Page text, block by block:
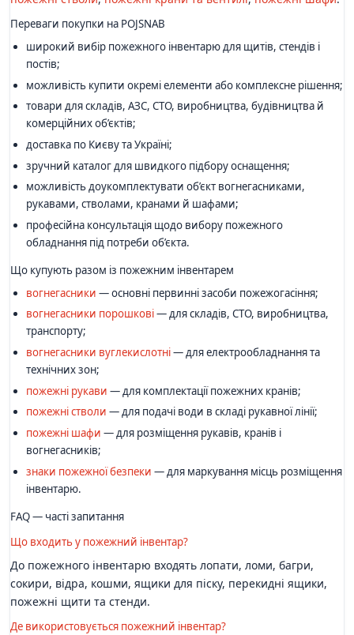
Переваги покупки на POJSNAB
широкий вибір пожежного інвентарю для щитів, стендів і
постів;
можливість купити окремі елементи або комплексне рішення;
товари для складів, АЗС, СТО, виробництва, будівництва й
комерційних об’єктів;
доставка по Києву та Україні;
зручний каталог для швидкого підбору оснащення;
можливість доукомплектувати об’єкт вогнегасниками,
рукавами, стволами, кранами й шафами;
професійна консультація щодо вибору пожежного
обладнання під потреби об’єкта.
Що купують разом із пожежним інвентарем
вогнегасники — основні первинні засоби пожежогасіння;
вогнегасники порошкові— для складів, СТО, виробництва,
транспорту;
вогнегасники вуглекислотні— для електрообладнання та
технічних зон;
пожежні рукави — для комплектації пожежних кранів;
пожежні стволи — для подачі води в складі рукавної лінії;
пожежні шафи — для розміщення рукавів, кранів і
вогнегасників;
знаки пожежної безпеки — для маркування місць розміщення
інвентарю.
FAQ — часті запитання
Що входить у пожежний інвентар?
До пожежного інвентарю входять лопати, ломи, багри,
сокири, відра, кошми, ящики для піску, перекидні ящики,
пожежні щити та стенди.
Де використовується пожежний інвентар?